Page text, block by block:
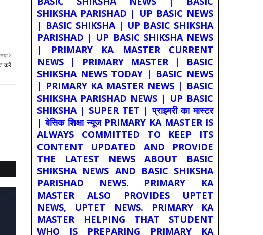
करें
SHIKSHA PARISHAD | UP BASIC NEWS
| BASIC SHIKSHA | UP BASIC SHIKSHA
PARISHAD | UP BASIC SHIKSHA NEWS
| PRIMARY KA MASTER CURRENT
NEWS | PRIMARY MASTER | BASIC
SHIKSHA NEWS TODAY | BASIC NEWS
| PRIMARY KA MASTER NEWS | BASIC
SHIKSHA PARISHAD NEWS | UP BASIC
SHIKSHA | SUPER TET | प्राइमरी का मास्टर
| बेसिक शिक्षा न्यूज PRIMARY KA MASTER IS
ALWAYS COMMITTED TO KEEP ITS
CONTENT UPDATED AND PROVIDE
THE LATEST NEWS ABOUT BASIC
SHIKSHA NEWS AND BASIC SHIKSHA
PARISHAD NEWS. PRIMARY KA
MASTER ALSO PROVIDES UPTET
NEWS, UPTET NEWS. PRIMARY KA
MASTER HELPING THAT STUDENT
WHO IS PREPARING PRIMARY KA